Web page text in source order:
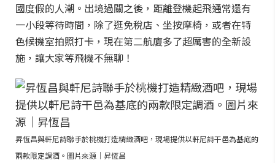
國度假的人潮。出境過關之後，距離登機起飛通常還有
一小段等待時間，除了逛免稅店、坐按摩椅，或者在特
色候機室拍照打卡，現在第二航廈多了超厲害的全新設
施，讓大家等飛機不無聊！
昇恆昌與軒尼詩聯手於桃機打造精緻酒吧，現場提供以軒尼詩干邑為基底的
兩款限定調酒。圖片來源｜昇恆昌